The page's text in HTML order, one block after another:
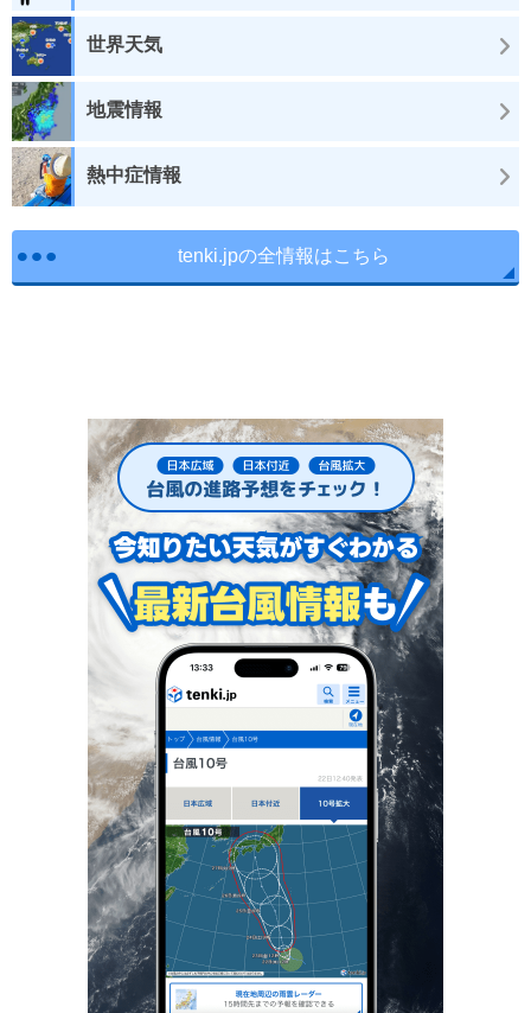
世界天気
地震情報
熱中症情報
tenki.jpの全情報はこちら